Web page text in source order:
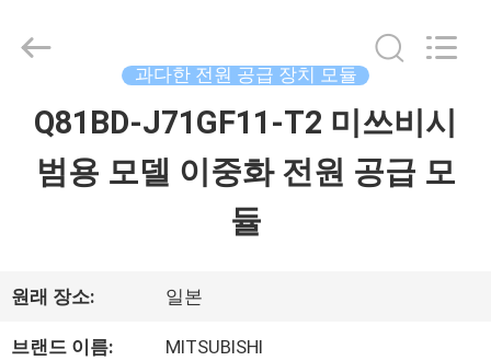
소
개
2018
Wisdomlong
Technology
과다한 전원 공급 장치 모듈
Q81BD-J71GF11-T2 미쓰비시
범용 모델 이중화 전원 공급 모
듈
원래 장소: 일본
브랜드 이름: MITSUBISHI